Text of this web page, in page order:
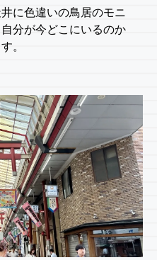
に色違いの鳥居のモニ
分が今どこにいるのか
。